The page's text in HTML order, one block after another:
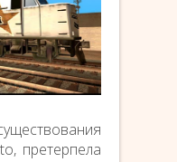
претерпела